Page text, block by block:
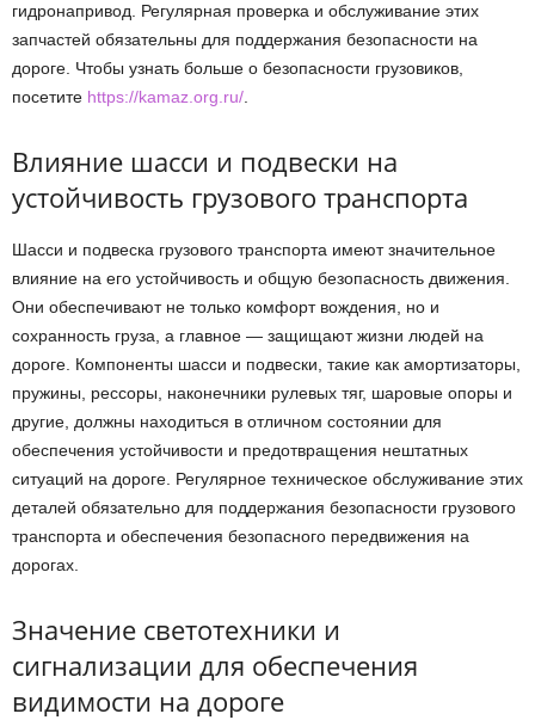
гидронапривод. Регулярная проверка и обслуживание этих
запчастей обязательны для поддержания безопасности на
дороге. Чтобы узнать больше о безопасности грузовиков,
посетите https://kamaz.org.ru/
Влияние шасси и подвески на
устойчивость грузового транспорта
Шасси и подвеска грузового транспорта имеют значительное
влияние на его устойчивость и общую безопасность движения.
Они обеспечивают не только комфорт вождения, но и
сохранность груза, а главное — защищают жизни людей на
дороге. Компоненты шасси и подвески, такие как амортизаторы,
пружины, рессоры, наконечники рулевых тяг, шаровые опоры и
другие, должны находиться в отличном состоянии для
обеспечения устойчивости и предотвращения нештатных
ситуаций на дороге. Регулярное техническое обслуживание этих
деталей обязательно для поддержания безопасности грузового
транспорта и обеспечения безопасного передвижения на
дорогах.
Значение светотехники и
сигнализации для обеспечения
видимости на дороге